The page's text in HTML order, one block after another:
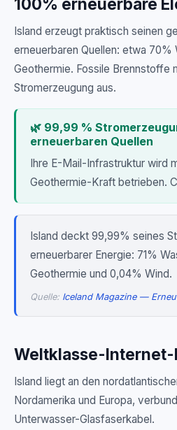
100% erneuerbare
Island erzeugt praktisch seinen
erneuerbaren Quellen: etwa 70%
Geothermie. Fossile Brennstoffe
Stromerzeugung aus.
🌿 99,99 %
erneuerbaren Quellen
Ihre E-Mail-Infrastruktur wird
Geothermie-Kraft betrieben.
Island deckt 99,99% seines
erneuerbarer Energie: 71%
Geothermie und 0,04% Wind.
Quelle: Iceland Magazine —
Weltklasse-
Island liegt an den
Nordamerika und Europa,
Unterwasser-Glasfaserkabel.